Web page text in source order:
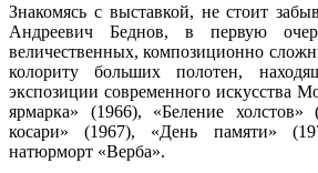
Знакомясь с выставкой, не стоит
Андреевич Беднов, в первую
величественных, композиционно
колориту больших полотен,
экспозиции современного искусства
ярмарка» (1966), «Беление
косари» (1967), «День памяти»
натюрморт «Верба».